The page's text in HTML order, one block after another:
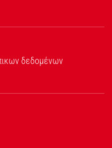
δεδομένων